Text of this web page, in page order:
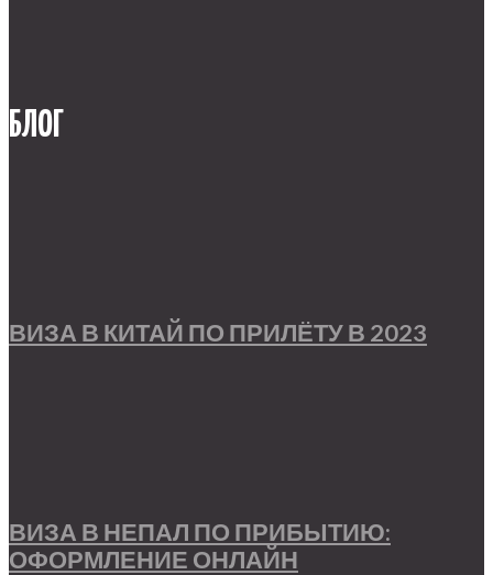
БЛОГ
ВИЗА В КИТАЙ ПО ПРИЛЁТУ В 2023
ВИЗА В НЕПАЛ ПО ПРИБЫТИЮ:
ОФОРМЛЕНИЕ ОНЛАЙН